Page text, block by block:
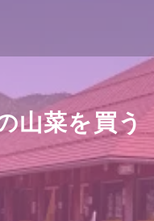
山菜を買う